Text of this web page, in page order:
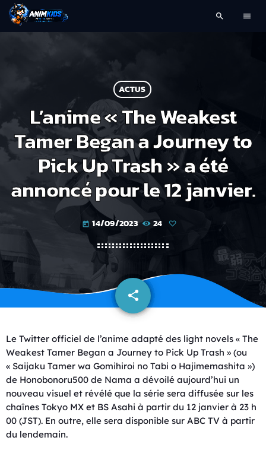
search menu
ACTUS
L’anime « The Weakest
Tamer Began a Journey to
Pick Up Trash » a été
annoncé pour le 12 janvier.
today 14/09/2023 24
share
email
Le Twitter officiel de l’anime adapté des light novels « The
Weakest Tamer Began a Journey to Pick Up Trash » (ou
« Saijaku Tamer wa Gomihiroi no Tabi o Hajimemashita »)
de Honobonoru500 de Nama a dévoilé aujourd’hui un
nouveau visuel et révélé que la série sera diffusée sur les
chaînes Tokyo MX et BS Asahi à partir du 12 janvier à 23 h
00 (JST). En outre, elle sera disponible sur ABC TV à partir
du lendemain.